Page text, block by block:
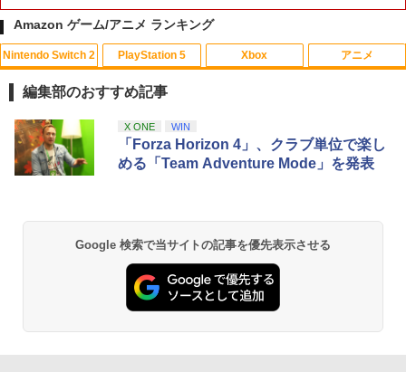
1
【中古】オクトパストラベラーIIソフト:
プレイステーション5ソフト／ロールプ
レイング・ゲーム
￥4,059
￥4,518
1
【中古】アサシン クリード I+II ウェルカ
ムパック【CEROレーティング「Z」】
1
【中古】【未使用品】トイ・ストーリー
4 [DVDのみ]
￥3,597
Amazon ゲーム/アニメ ランキング
Nintendo Switch 2
1
スプラトゥーン レイダース|オンライン
コード版
Nintendo Switch 2(日本語・国内専用)
￥55,000
PlayStation 5
1
PlayStation 5 デジタル・エディション
日本語専用 Console Language: Japan
ese only (CFI-2200B01)
プロダクトコード 封入
Xbox
1
【純正品】Xbox ワイヤレス コントロー
ラー + USB-C® ケーブル
【純正品】Xbox ワイヤレス コントロー
￥7,681
アニメ
1
劇場版「鬼滅の刃」無限城編 第一章 猗
窩座再来 通常版 [Blu-ray]
劇場版「鬼滅の刃」無限城編 第一章 猗
窩座再来 通常版 [DVD]
￥3,523
編集部のおすすめ記事
X ONE WIN
「Forza Horizon 4」、クラブ単位で楽し
める「Team Adventure Mode」を発表
Google 検索で当サイトの記事を優先表示させる